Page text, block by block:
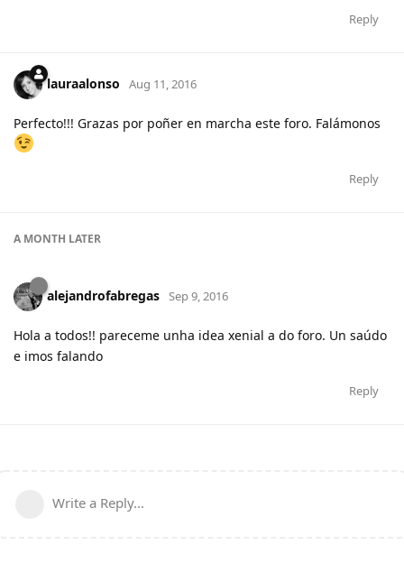
Reply
lauraalonso Aug 11, 2016
Perfecto!!! Grazas por poñer en marcha este foro. Falámonos
Reply
A MONTH LATER
alejandrofabregas Sep 9, 2016
Hola a todos!! pareceme unha idea xenial a do foro. Un saúdo
e imos falando
Reply
Write a Reply...